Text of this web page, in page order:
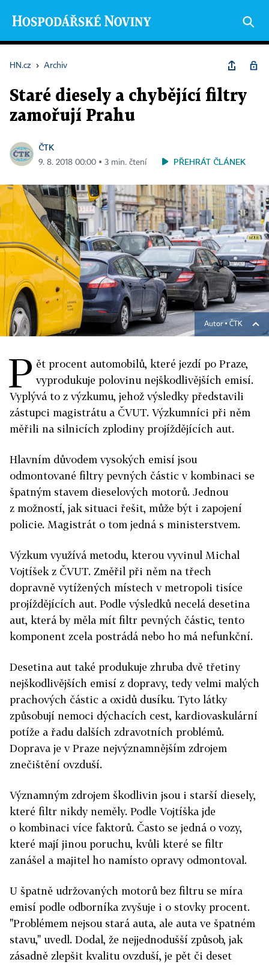
HN.cz › Archiv
Staré diesely a chybějící filtry
zamořují Prahu
ČTK
9. 8. 2018 00:00 ▪ 3 min. čtení PŘEHRÁT ČLÁNEK
Autor ▪ ČTK
P ět procent automobilů, které jezdí po Praze,
vyprodukuje polovinu nejškodlivějších emisí.
Vyplývá to z výzkumu, jehož výsledky představili
zástupci magistrátu a ČVUT. Výzkumníci při něm
měřili na silnicích zplodiny projíždějících aut.
Hlavním důvodem vysokých emisí jsou
odmontované filtry pevných částic v kombinaci se
špatným stavem dieselových motorů. Jednou
z možností, jak situaci řešit, může být i zapojení
policie. Magistrát o tom jedná s ministerstvem.
Výzkum využívá metodu, kterou vyvinul Michal
Vojtíšek z ČVUT. Změřil při něm na třech
dopravně vytížených místech v metropoli tisíce
projíždějících aut. Podle výsledků necelá desetina
aut, která by měla mít filtr pevných částic, tento
komponent zcela postrádá nebo ho má nefunkční.
Desetina aut také produkuje zhruba dvě třetiny
nejškodlivějších emisí z dopravy, tedy velmi malých
prachových částic a oxidů dusíku. Tyto látky
způsobují nemoci dýchacích cest, kardiovaskulární
potíže a řadu dalších zdravotních problémů.
Doprava je v Praze nejvýznamnějším zdrojem
znečištění ovzduší.
Významným zdrojem škodlivin jsou i starší diesely,
které filtr nikdy neměly. Podle Vojtíška jde
o kombinaci více faktorů. Často se jedná o vozy,
které mají jinou poruchu, kvůli které se filtr
zanášel a majitel ho namísto opravy odmontoval.
U špatně udržovaných motorů bez filtru se míra
emisí podle odborníka zvyšuje i o stovky procent.
"Problémem nejsou stará auta, ale auta ve špatném
stavu," uvedl. Dodal, že nejjednodušší způsob, jak
zásadně zlepšit kvalitu ovzduší, je pět či deset